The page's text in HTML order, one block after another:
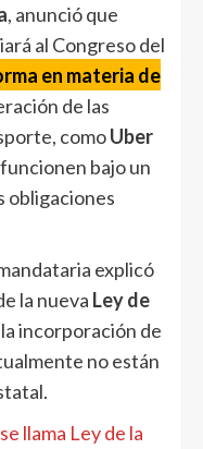
, anunció que
al Congreso del
en materia de
de las
comoUber
bajo un
obligaciones
explicó
la nueva Ley de
incorporación de
no están
llama Ley de la